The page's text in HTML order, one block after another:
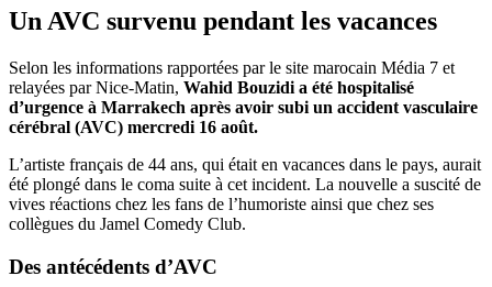
Un AVC survenu pendant les vacances
Selon les informations rapportées par le site marocain Média 7 et
relayées par Nice-Matin, Wahid Bouzidi a été hospitalisé
d’urgence à Marrakech après avoir subi un accident vasculaire
cérébral (AVC) mercredi 16 août.
L’artiste français de 44 ans, qui était en vacances dans le pays, aurait
été plongé dans le coma suite à cet incident. La nouvelle a suscité de
vives réactions chez les fans de l’humoriste ainsi que chez ses
collègues du Jamel Comedy Club.
Des antécédents d’AVC